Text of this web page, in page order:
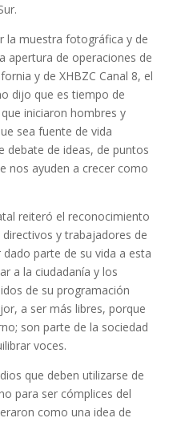
la muestra fotográfica y de
apertura de operaciones de
y de XHBZC Canal 8, el
dijo que es tiempo de
iniciaron hombres y
sea fuente de vida
debate de ideas, de puntos
nos ayuden a crecer como
reiteró el reconocimiento
y trabajadores de
parte de su vida a esta
a la ciudadanía y los
de su programación
a ser más libres, porque
son parte de la sociedad
voces.
que deben utilizarse de
para ser cómplices del
como una idea de